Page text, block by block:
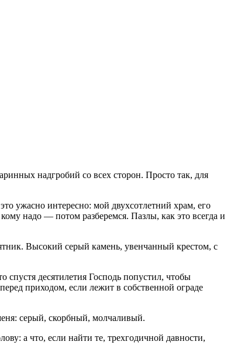
надгробий со всех сторон. Просто так, для
ужасно интересно: мой двухсотлетний храм, его
надо — потом разберемся. Пазлы, как это всегда и
Высокий серый камень, увенчанный крестом, с
десятилетия Господь попустил, чтобы
приходом, если лежит в собственной ограде
серый, скорбный, молчаливый.
а что, если найти те, трехгодичной давности,